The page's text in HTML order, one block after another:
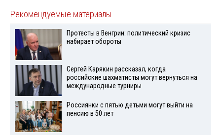
Рекомендуемые материалы
Протесты в Венгрии: политический кризис
набирает обороты
Сергей Карякин рассказал, когда
российские шахматисты могут вернуться на
международные турниры
Россиянки с пятью детьми могут выйти на
пенсию в 50 лет